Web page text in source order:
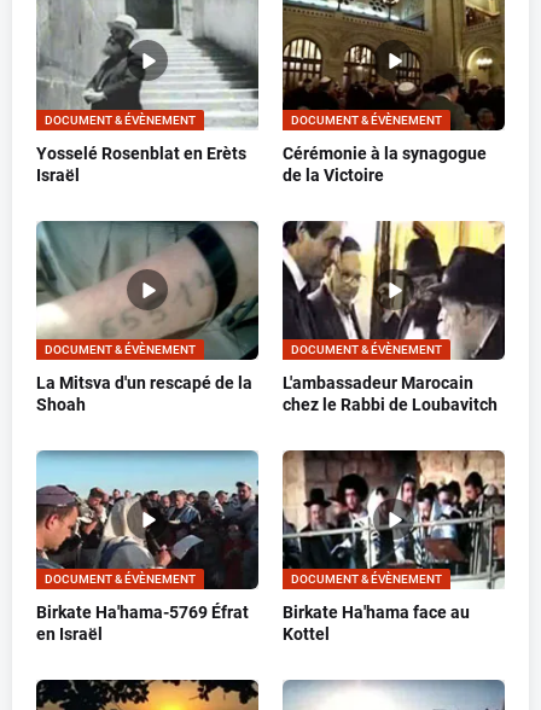
DOCUMENT & ÉVÈNEMENT
Yosselé Rosenblat en Erèts
Israël
DOCUMENT & ÉVÈNEMENT
Cérémonie à la synagogue
de la Victoire
DOCUMENT & ÉVÈNEMENT
La Mitsva d'un rescapé de la
Shoah
DOCUMENT & ÉVÈNEMENT
L'ambassadeur Marocain
chez le Rabbi de Loubavitch
DOCUMENT & ÉVÈNEMENT
Birkate Ha'hama-5769 Éfrat
en Israël
DOCUMENT & ÉVÈNEMENT
Birkate Ha'hama face au
Kottel